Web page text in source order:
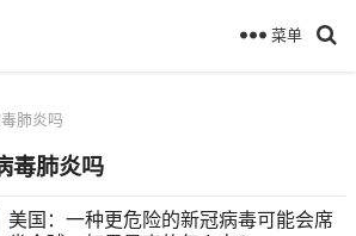
菜单
肺炎吗
毒肺炎吗
美国：一种更危险的新冠病毒可能会席